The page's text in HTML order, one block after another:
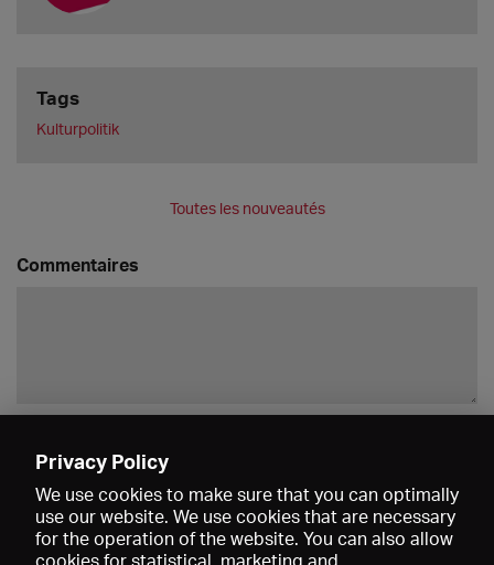
Tags
Kulturpolitik
Toutes les nouveautés
Commentaires
Privacy Policy
We use cookies to make sure that you can optimally
use our website. We use cookies that are necessary
for the operation of the website. You can also allow
cookies for statistical, marketing and